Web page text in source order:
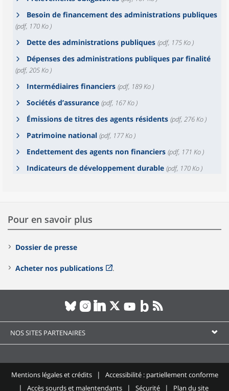
Besoin de financement des administrations publiques
(pdf, 170 Ko )
Dette des administrations publiques (pdf, 175 Ko )
Dépenses des administrations publiques par finalité
(pdf, 205 Ko )
Intermédiaires financiers (pdf, 189 Ko )
Sociétés d’assurance (pdf, 167 Ko )
Émissions de titres des agents résidents (pdf, 276 Ko )
Patrimoine national (pdf, 177 Ko )
Endettement des agents non financiers (pdf, 171 Ko )
Indicateurs de développement durable (pdf, 170 Ko )
Pour en savoir plus
Dossier de presse
Acheter nos publications .
NOS SITES PARTENAIRES
Mentions légales et crédits
Accessibilité : partiellement conforme
Accès sourds et malentendants
Sécurité Plan du site